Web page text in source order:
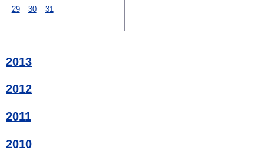
29
30 31
2013
2012
2011
2010